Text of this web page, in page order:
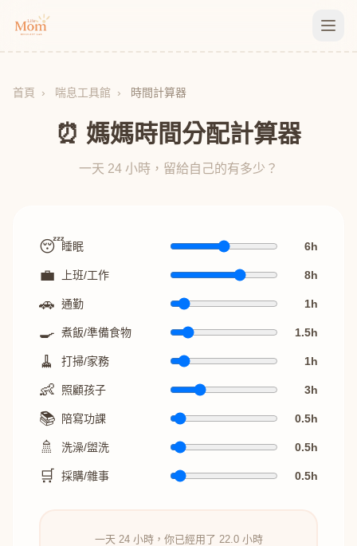
首頁 › 喘息工具館 › 時間計算器
⏰ 媽媽時間分配計算器
一天 24 小時，留給自己的有多少？
😴睡眠 6h
💼 上班/工作 8h
🚗 通勤 1h
🍳 煮飯/準備食物 1.5h
🧹 打掃/家務 1h
👶 照顧孩子 3h
📚 陪寫功課 0.5h
🚿 洗澡/盥洗 0.5h
🛒 採購/雜事 0.5h
一天 24 小時，你已經用了 22.0小時